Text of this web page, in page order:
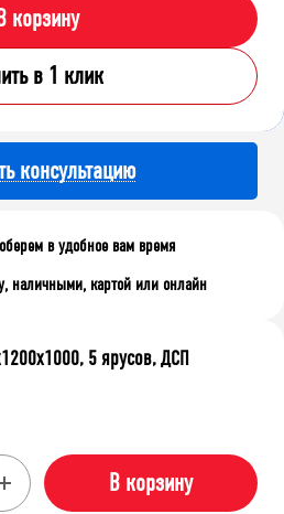
корзину
в 1 клик
консультацию
в удобное вам время
наличными, картой или онлайн
5 ярусов, ДСП
В корзину